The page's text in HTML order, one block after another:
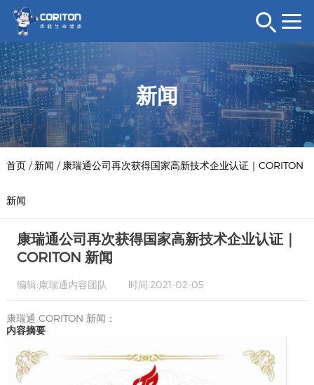
新闻
首页/ 新闻 / 康瑞通公司再次获得国家高新技术企业认证｜CORITON
新闻
康瑞通公司再次获得国家高新技术企业认证｜
CORITON 新闻
编辑:康瑞通内容团队 时间:2021-02-05
康瑞通 CORITON 新闻：
内容摘要